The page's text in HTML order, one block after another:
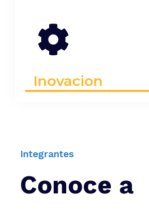
Inovacion
Integrantes
Conoce a